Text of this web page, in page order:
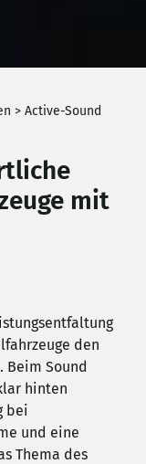
> Active-Sound
mit
den
Beim Sound
hinten
bei
und eine
Thema des